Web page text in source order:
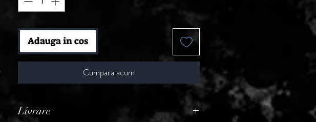
Adauga in cos
Cumpara acum
Livrare